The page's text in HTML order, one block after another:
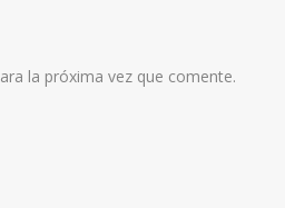
la próxima vez que comente.